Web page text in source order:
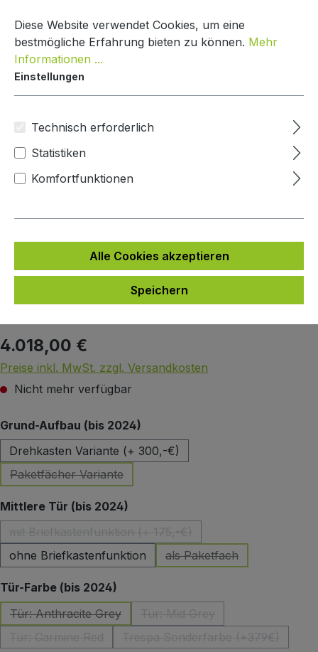
Paketkasten Nature Line
Mypaketkasten
Bildergalerie überspringen
Regulärer Preis:
4.018,00 €
Preise inkl. MwSt. zzgl. Versandkosten
Nicht mehr verfügbar
Grund-Aufbau (bis 2024)
Drehkasten Variante (+ 300,-€)
Paketfächer Variante
(Diese Option ist zurzeit nicht verfügbar.)
Mittlere Tür (bis 2024)
(Diese Option ist zurzeit nicht verfügbar.)
ohne Briefkastenfunktion als Paketfach
(Diese Option ist zurzeit
Tür-Farbe (bis 2024)
Tür: Anthracite Grey
(Diese Option ist zurzeit nicht verfügbar.)
(Diese Option ist zurzeit nicht verfügbar.)(Diese Option ist zurzeit
Diese Website verwendet Cookies, um eine
bestmögliche Erfahrung bieten zu können. Mehr
Informationen ...
Einstellungen
Technisch erforderlich
Statistiken
Komfortfunktionen
Alle Cookies akzeptieren
Speichern